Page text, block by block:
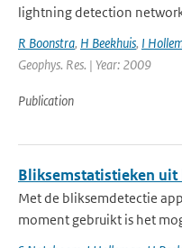
lightning detection
R Boonstra, H Beekhuis, I
Geophys. Res. | Year: 2009
Publication
Bliksemstatistieken uit
Met de bliksemdetectie
moment gebruikt is het